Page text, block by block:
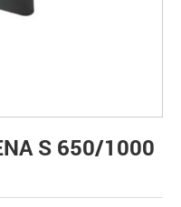
S 650/1000